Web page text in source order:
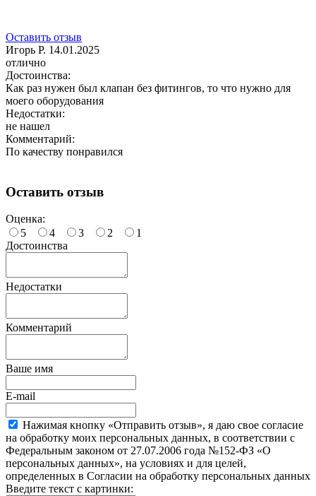
Оставить отзыв
Игорь Р. 14.01.2025
отлично
Достоинства:
Как раз нужен был клапан без фитингов, то что нужно для
моего оборудования
Недостатки:
не нашел
Комментарий:
По качеству понравился
Оставить отзыв
Оценка:
5
4 3 2
1
Достоинства
Недостатки
Комментарий
Ваше имя
E-mail
Нажимая кнопку «Отправить отзыв», я даю свое согласие
на обработку моих персональных данных, в соответствии с
Федеральным законом от 27.07.2006 года №152-ФЗ «О
персональных данных», на условиях и для целей,
определенных в Согласии на обработку персональных данных
Введите текст с картинки: